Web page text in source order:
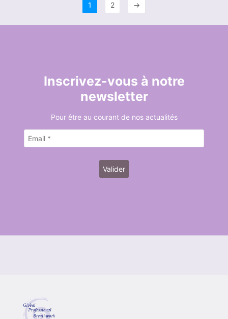
1 2 →
Inscrivez-vous à notre
newsletter
Pour être au courant de nos actualités